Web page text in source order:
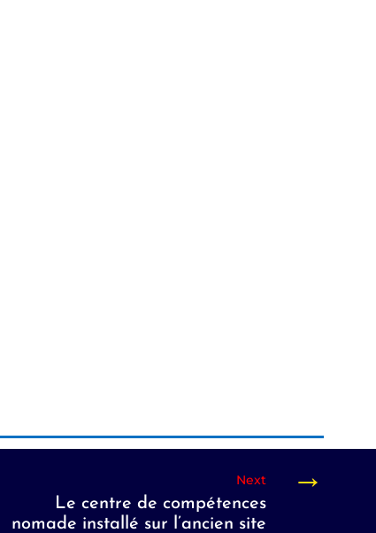
Le centre de compétences
nomade installé sur l’ancien site
→